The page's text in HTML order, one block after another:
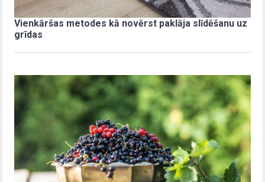
Vienkāršas metodes kā novērst paklāja slīdēšanu uz
grīdas